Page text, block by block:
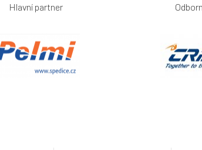
Hlavní partner